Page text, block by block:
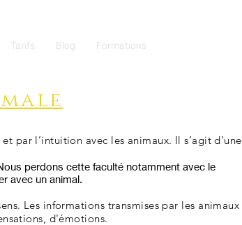
Tarifs Blog Formations
l’intuition avec les animaux. Il s’agit d’une
perdons cette faculté notamment avec le
avec un animal.
Les informations transmises par les animaux
d'émotions.